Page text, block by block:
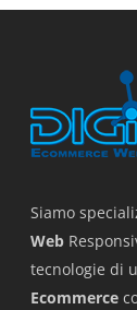
Siamo
Web
tecnologie di
Ecommerce